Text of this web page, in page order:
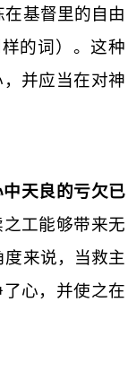
基督里的自由
的词）。这种
并应当在对神
中天良的亏欠已
工能够带来无
度来说，当救主
心，并使之在